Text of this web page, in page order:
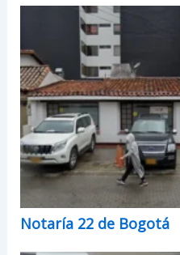
Notaría 22 de Bogotá